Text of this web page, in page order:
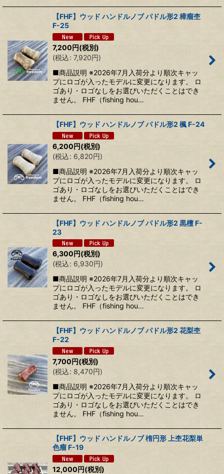
【FHF】ウッド ハンドルノブ パドル形2 樟瘤杢
F-25
7,200円(税別)
(税込: 7,920円)
■商品説明 ※2026年7月入荷分より順次キャッ
プにロゴが入ったモデルに変更になります。 ロ
ゴあり・ロゴなしをお選びいただくことはでき
ません。 FHF（fishing hou…
【FHF】ウッド ハンドルノブ パドル形2 楓 F-24
6,200円(税別)
(税込: 6,820円)
■商品説明 ※2026年7月入荷分より順次キャッ
プにロゴが入ったモデルに変更になります。 ロ
ゴあり・ロゴなしをお選びいただくことはでき
ません。 FHF（fishing hou…
【FHF】ウッド ハンドルノブ パドル形2 黒檀 F-
23
6,300円(税別)
(税込: 6,930円)
■商品説明 ※2026年7月入荷分より順次キャッ
プにロゴが入ったモデルに変更になります。 ロ
ゴあり・ロゴなしをお選びいただくことはでき
ません。 FHF（fishing hou…
【FHF】ウッド ハンドルノブ パドル形2 花梨杢
F-22
7,700円(税別)
(税込: 8,470円)
■商品説明 ※2026年7月入荷分より順次キャッ
プにロゴが入ったモデルに変更になります。 ロ
ゴあり・ロゴなしをお選びいただくことはでき
ません。 FHF（fishing hou…
【FHF】ウッド ハンドルノブ 楕円形 上杢花梨単
色瘤 F-19
12,000円(税別)